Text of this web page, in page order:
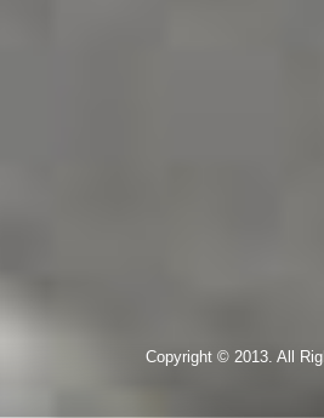
Copyright © 2013. All